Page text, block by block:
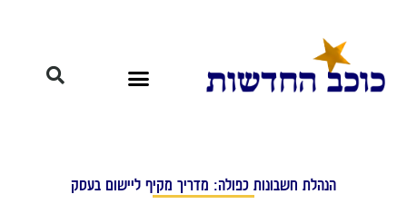
הנהלת חשבונות כפולה: מדריך מקיף ליישום בעסק